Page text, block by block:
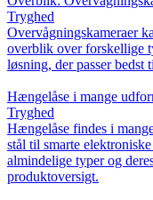
Tryghed
Overvågningskameraer
overblik over forskellige
løsning, der passer bedst
Hængelåse i mange
Tryghed
Hængelåse findes i
stål til smarte
almindelige typer og
produktoversigt.